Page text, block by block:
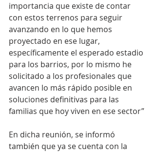
importancia que existe de contar
con estos terrenos para seguir
avanzando en lo que hemos
proyectado en ese lugar,
específicamente el esperado estadio
para los barrios, por lo mismo he
solicitado a los profesionales que
avancen lo más rápido posible en
soluciones definitivas para las
familias que hoy viven en ese sector”
En dicha reunión, se informó
también que ya se cuenta con la